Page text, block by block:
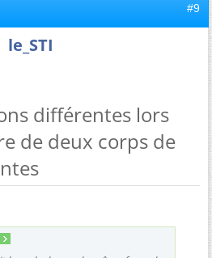
#9
le_STI
différentes lors
de deux corps de